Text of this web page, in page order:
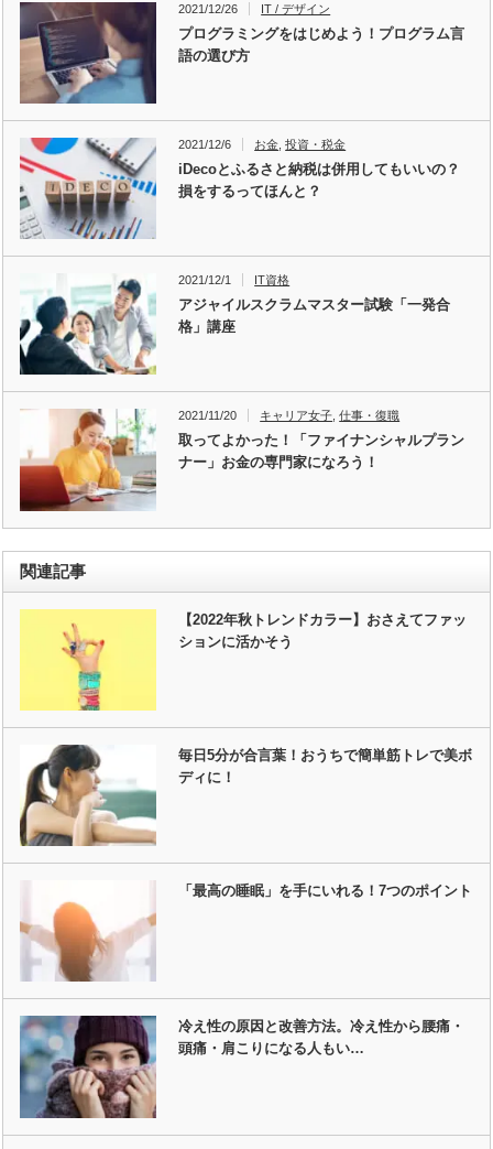
2021/12/26 IT / デザイン
プログラミングをはじめよう！プログラム言
語の選び方
2021/12/6 お金 ,投資・税金
iDecoとふるさと納税は併用してもいいの？
損をするってほんと？
2021/12/1 IT資格
アジャイルスクラムマスター試験「一発合
格」講座
2021/11/20 キャリア女子 ,仕事・復職
取ってよかった！「ファイナンシャルプラン
ナー」お金の専門家になろう！
関連記事
【2022年秋トレンドカラー】おさえてファッ
ションに活かそう
毎日5分が合言葉！おうちで簡単筋トレで美ボ
ディに！
「最高の睡眠」を手にいれる！7つのポイント
冷え性の原因と改善方法。冷え性から腰痛・
頭痛・肩こりになる人もい…